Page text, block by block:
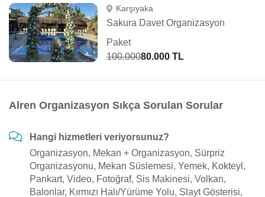
Karşıyaka
Sakura Davet Organizasyon
Paket
100.00080.000 TL
Alren Organizasyon Sıkça Sorulan Sorular
Hangi hizmetleri veriyorsunuz?
Organizasyon, Mekan + Organizasyon, Sürpriz
Organizasyonu, Mekan Süslemesi, Yemek, Kokteyl,
Pankart, Video, Fotoğraf, Sis Makinesi, Volkan,
Balonlar, Kırmızı Halı/Yürüme Yolu, Slayt Gösterisi,